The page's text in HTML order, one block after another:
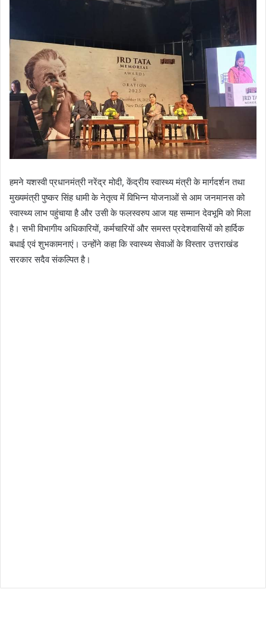
हमने यशस्वी प्रधानमंत्री नरेंद्र मोदी, केंद्रीय स्वास्थ्य मंत्री के मार्गदर्शन तथा
मुख्यमंत्री पुष्कर सिंह धामी के नेतृत्व में विभिन्न योजनाओं से आम जनमानस को
स्वास्थ्य लाभ पहुंचाया है और उसी के फलस्वरुप आज यह सम्मान देवभूमि को मिला
है। सभी विभागीय अधिकारियों, कर्मचारियों और समस्त प्रदेशवासियों को हार्दिक
बधाई एवं शुभकामनाएं। उन्होंने कहा कि स्वास्थ्य सेवाओं के विस्तार उत्तराखंड
सरकार सदैव संकल्पित है।